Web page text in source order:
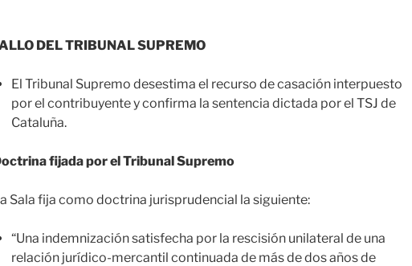
DEL TRIBUNAL SUPREMO
El Tribunal Supremo desestima el recurso de casación interpuesto
por el contribuyente y confirma la sentencia dictada por el TSJ de
Cataluña.
fijada por el Tribunal Supremo
Sala fija como doctrina jurisprudencial la siguiente:
“Una indemnización satisfecha por la rescisión unilateral de una
relación jurídico-mercantil continuada de más de dos años de